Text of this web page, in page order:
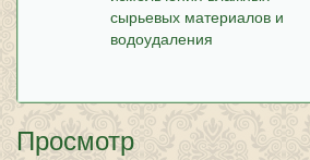
сырьевых материалов и
водоудаления
Просмотр